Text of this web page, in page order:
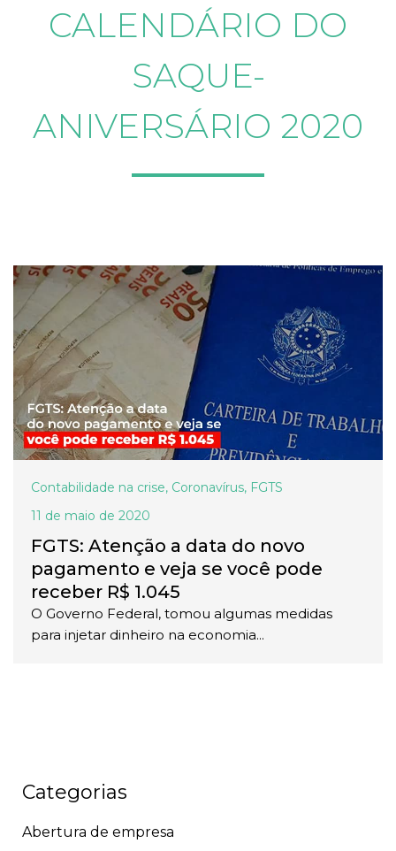
CALENDÁRIO DO
SAQUE-
ANIVERSÁRIO 2020
Contabilidade na crise, Coronavírus, FGTS
11 de maio de 2020
FGTS: Atenção a data do novo
pagamento e veja se você pode
receber R$ 1.045
O Governo Federal, tomou algumas medidas
para injetar dinheiro na economia...
Categorias
Abertura de empresa